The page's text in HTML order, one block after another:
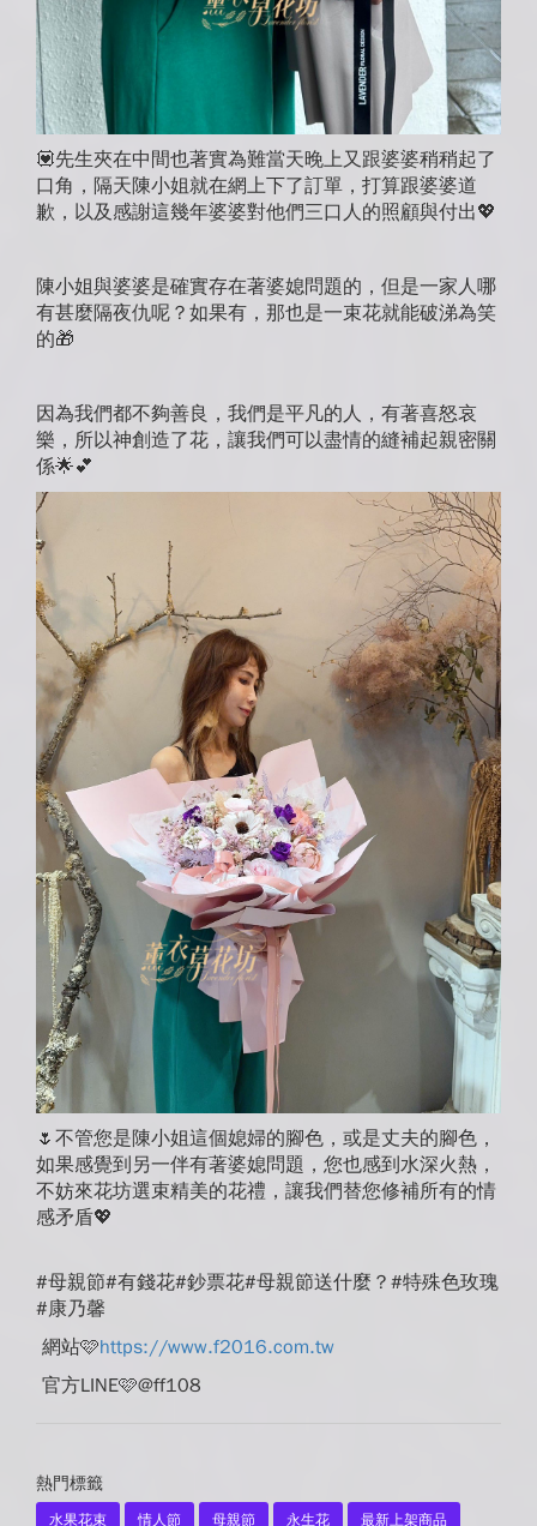
💟先生夾在中間也著實為難當天晚上又跟婆婆稍稍起了
口角，隔天陳小姐就在網上下了訂單，打算跟婆婆道
歉，以及感謝這幾年婆婆對他們三口人的照顧與付出💖
陳小姐與婆婆是確實存在著婆媳問題的，但是一家人哪
有甚麼隔夜仇呢？如果有，那也是一束花就能破涕為笑
的🎁
因為我們都不夠善良，我們是平凡的人，有著喜怒哀
樂，所以神創造了花，讓我們可以盡情的縫補起親密關
係🌟💕
🌷不管您是陳小姐這個媳婦的腳色，或是丈夫的腳色，
如果感覺到另一伴有著婆媳問題，您也感到水深火熱，
不妨來花坊選束精美的花禮，讓我們替您修補所有的情
感矛盾💖
#母親節#有錢花#鈔票花#母親節送什麼？#特殊色玫瑰
#康乃馨
網站🩷https://www.f2016.com.tw
官方LINE🩷@ff108
熱門標籤
水果花束 情人節 母親節 永生花 最新上架商品